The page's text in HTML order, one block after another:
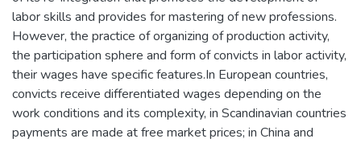
labor skills and provides for mastering of new professions.
However, the practice of organizing of production activity,
the participation sphere and form of convicts in labor activity,
their wages have specific features.In European countries,
convicts receive differentiated wages depending on the
work conditions and its complexity, in Scandinavian countries
payments are made at free market prices; in China and